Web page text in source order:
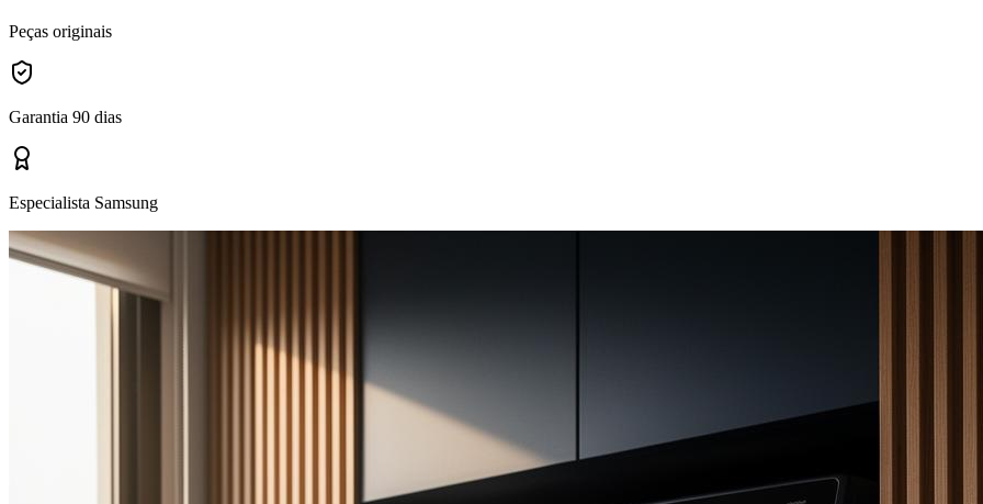
Peças originais
Garantia 90 dias
Especialista Samsung